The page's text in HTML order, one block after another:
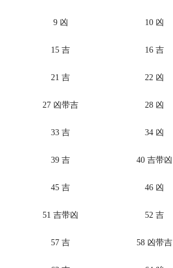
9 凶 10 凶
15 吉 16 吉
21 吉 22 凶
27 凶带吉 28 凶
33 吉 34 凶
39 吉 40 吉带凶
45 吉 46 凶
51 吉带凶 52 吉
57 吉 58 凶带吉